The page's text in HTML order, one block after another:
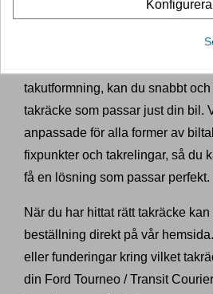
möjligt att köpa ett takräcke till
Transit Courier. Genom att ange
takutformning, kan du snabbt
takräcke som passar just din bil.
anpassade för alla former av
fixpunkter och takrelingar, så du
få en lösning som passar perfekt.
När du har hittat rätt takräcke
beställning direkt på vår
eller funderingar kring vilket
din Ford Tourneo / Transit
Konfigurera